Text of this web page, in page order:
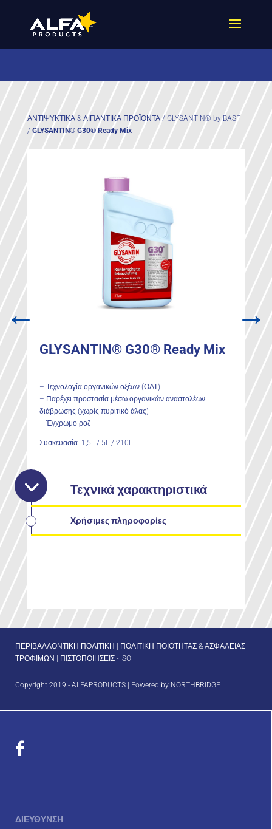
ΑΝΤΙΨΥΚΤΙΚΑ & ΛΙΠΑΝΤΙΚΑ ΠΡΟΪΟΝΤΑ/ GLYSANTIN® by BASF
/ GLYSANTIN® G30® Ready Mix
← →
GLYSANTIN® G30® Ready Mix
– Τεχνολογία οργανικών οξέων (ΟΑΤ)
– Παρέχει προστασία μέσω οργανικών αναστολέων
διάβρωσης (χωρίς πυριτικό άλας)
– Έγχρωμο ροζ
Συσκευασία: 1,5L / 5L / 210L
Τεχνικά χαρακτηριστικά
Χρήσιμες πληροφορίες
ΠΕΡΙΒΑΛΛΟΝΤΙΚΗ ΠΟΛΙΤΙΚΗ
ΠΟΛΙΤΙΚΗ ΠΟΙΟΤΗΤΑΣ & ΑΣΦΑΛΕΙΑΣ
ΤΡΟΦΙΜΩΝ
ΠΙΣΤΟΠΟΙΗΣΕΙΣ - ISO
Copyright 2019 - ALFAPRODUCTS | Powered by NORTHBRIDGE
ΔΙΕΥΘΥΝΣΗ